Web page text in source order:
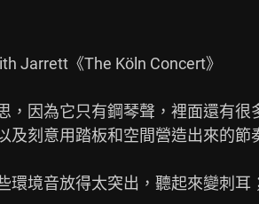
Jarrett《The Köln Concert》
，因為它只有鋼琴聲，裡面還有
及刻意用踏板和空間營造出來的節
環境音放得太突出，聽起來變刺